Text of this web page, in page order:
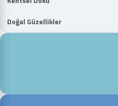
Doğal Güzellikler